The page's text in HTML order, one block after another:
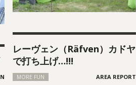
レーヴェン（Räfven）カドヤ
で打ち上げ…!!!
MORE FUN